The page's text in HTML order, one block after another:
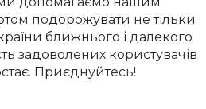
подорожувати не тільки
країни ближнього і далекого
задоволених користувачів
Приєднуйтесь!